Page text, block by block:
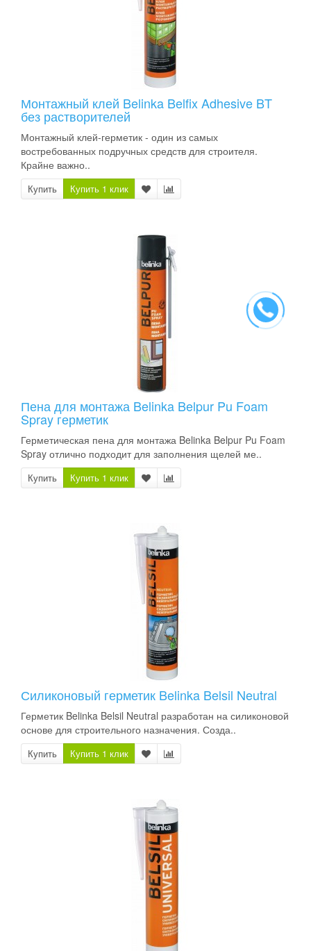
Монтажный клей Belinka Belfix Adhesive BT
без растворителей
Монтажный клей-герметик - один из самых
востребованных подручных средств для строителя.
Крайне важно..
Купить Купить 1 клик
Пена для монтажа Belinka Belpur Pu Foam
Spray герметик
Герметическая пена для монтажа Belinka Belpur Pu Foam
Spray отлично подходит для заполнения щелей ме..
Купить Купить 1 клик
Силиконовый герметик Belinka Belsil Neutral
Герметик Belinka Belsil Neutral разработан на силиконовой
основе для строительного назначения. Созда..
Купить Купить 1 клик